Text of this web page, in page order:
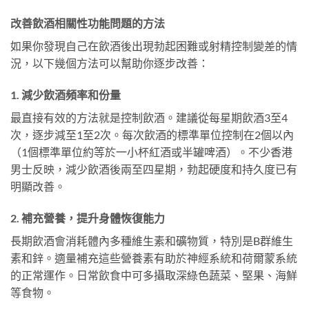
改善飲酒相關性功能問題的方法
如果你發現自己在飲酒後出現勃起困難或射精控制變差的情
況，以下幾個方法可以幫助你逐步改善：
1. 減少飲酒頻率和份量
最直接有效的方法就是控制飲酒。建議從每星期飲酒3至4
次，逐步減至1至2次。每次飲酒的標準單位控制在2個以內
（1個標準單位約等於一小杯紅酒或半罐啤酒）。不少香港
男士反映，減少飲酒後兩至四星期，勃起硬度和持久度已有
明顯改善。
2. 補充營養，提升身體恢復能力
長期飲酒會消耗體內多種維生素和礦物質，特別是B群維生
素和鋅。適量補充這些營養素有助於神經系統和荷爾蒙系統
的正常運作。日常飲食中可多攝取深綠色蔬菜、堅果、海鮮
等食物。